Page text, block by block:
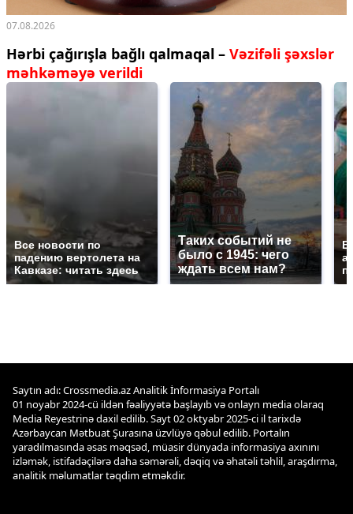
07.08.2026
Hərbi çağırışla bağlı qalmaqal – Vəzifəli şəxslər
məhkəməyə verildi
Все новости по
падению вертолета на
Кавказе: читать здесь
Таких событий не
было с 1945: чего
ждать всем нам?
В
Saytın adı: Crossmedia.az Analitik İnformasiya Portalı
01 noyabr 2024-cü ildən fəaliyyətə başlayıb və onlayn media olaraq
Media Reyestrinə daxil edilib. Sayt 02 oktyabr 2025-ci il tarixdə
Azərbaycan Mətbuat Şurasına üzvlüyə qəbul edilib. Portalın
yaradılmasında əsas məqsəd, müasir dünyada informasiya axınını
izləmək, istifadəçilərə daha səmərəli, dəqiq və əhatəli təhlil, araşdırma,
analitik məlumatlar təqdim etməkdir.